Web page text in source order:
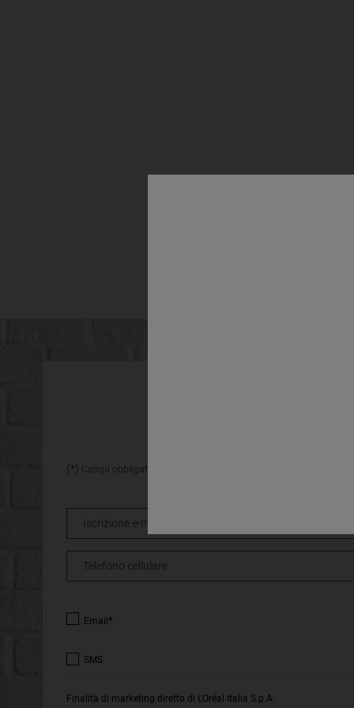
HAI
(*) Campi obbligatori
Iscrizione e-mail
Telefono cellulare
Email*
SMS
Finalità di marketing diretto di L'Oréal Italia S.p.A.